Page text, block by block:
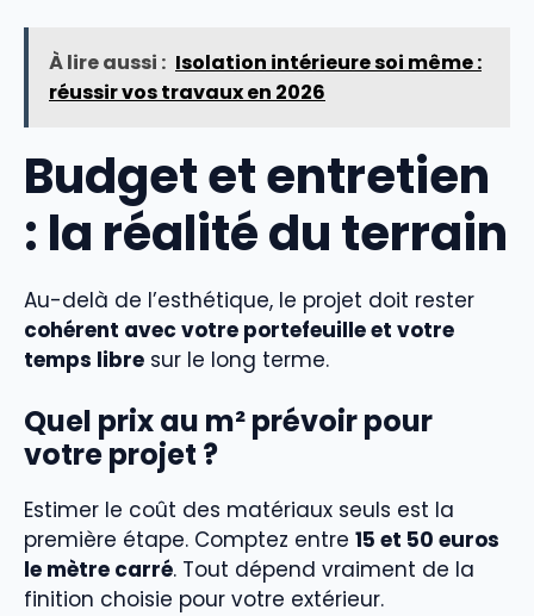
À lire aussi : Isolation intérieure soi même :
réussir vos travaux en 2026
Budget et entretien
: la réalité du terrain
Au-delà de l’esthétique, le projet doit rester
cohérent avec votre portefeuille et votre
temps libre sur le long terme.
Quel prix au m² prévoir pour
votre projet ?
Estimer le coût des matériaux seuls est la
première étape. Comptez entre 15 et 50 euros
le mètre carré. Tout dépend vraiment de la
finition choisie pour votre extérieur.